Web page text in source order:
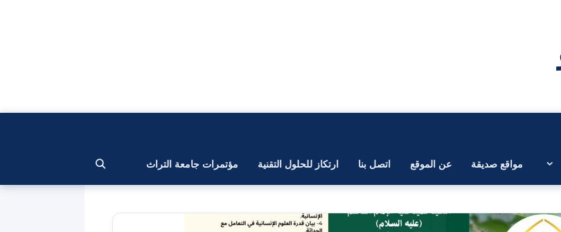
مواقع صديقة عن الموقع اتصل بنا ارتكاز للحلول التقنية مؤتمرات جامعة التراث